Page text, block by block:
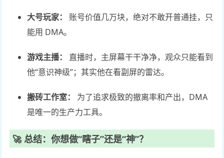
大号玩家：
账号价值几万块，绝对不敢开普通挂，只
能用 DMA。
游戏主播：
直播时，主屏幕干干净净，观众只能看到
他“意识神级”；其实他在看副屏的雷达。
搬砖工作室：
为了追求极致的撤离率和产出，DMA
是唯一的生产力工具。
🚀 总结：你想做“瞎子”还是“神”？